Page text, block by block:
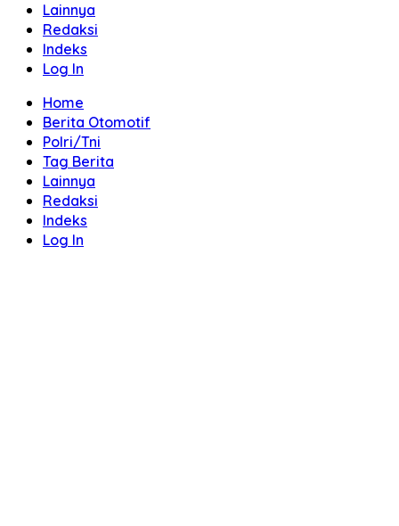
Lainnya
Redaksi
Indeks
Log In
Home
Berita Otomotif
Polri/Tni
Tag Berita
Lainnya
Redaksi
Indeks
Log In